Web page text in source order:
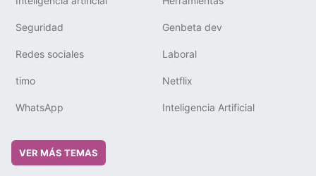
Seguridad Genbeta dev
Redes sociales Laboral
timo Netflix
WhatsApp Inteligencia Artificial
VER MÁS TEMAS